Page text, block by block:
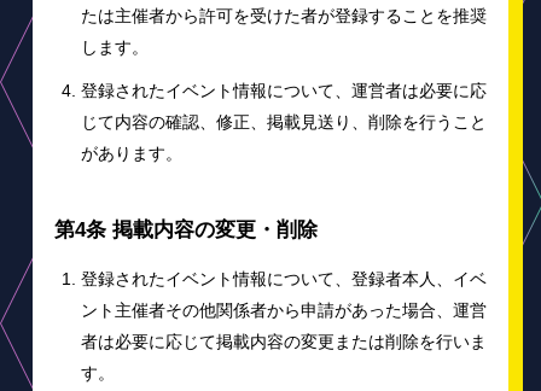
たは主催者から許可を受けた者が登録することを推奨
します。
登録されたイベント情報について、運営者は必要に応
じて内容の確認、修正、掲載見送り、削除を行うこと
があります。
第4条 掲載内容の変更・削除
登録されたイベント情報について、登録者本人、イベ
ント主催者その他関係者から申請があった場合、運営
者は必要に応じて掲載内容の変更または削除を行いま
す。